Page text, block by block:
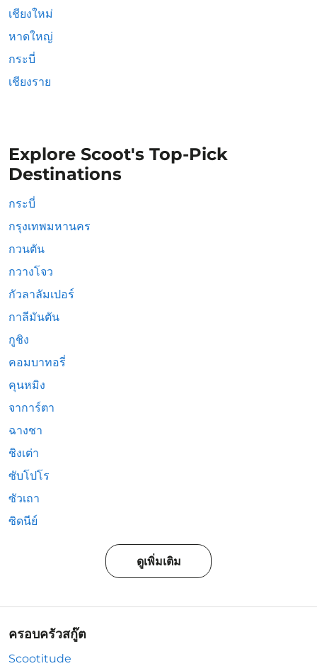
เชียงใหม่
หาดใหญ่
กระบี่
เชียงราย
Explore Scoot's Top-Pick
Destinations
กระบี่
กรุงเทพมหานคร
กวนตัน
กวางโจว
กัวลาลัมเปอร์
กาลีมันตัน
กูชิง
คอมบาทอรี่
คุนหมิง
จาการ์ตา
ฉางชา
ชิงเต่า
ซับโปโร
ซัวเถา
ซิดนีย์
ดูเพิ่มเติม
ครอบครัวสกู๊ต
Scootitude